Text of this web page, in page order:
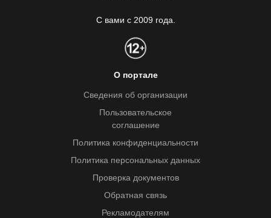
С вами с 2009 года.
О портале
Сведения об организации
Пользовательское
соглашение
Политика конфиденциальности
Политика персональных данных
Проверка документов
Обратная связь
Рекламодателям